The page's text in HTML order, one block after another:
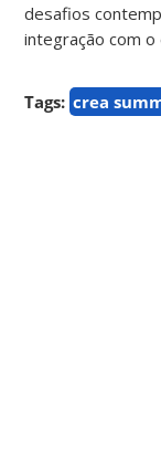
desafios
integração com
Tags: crea